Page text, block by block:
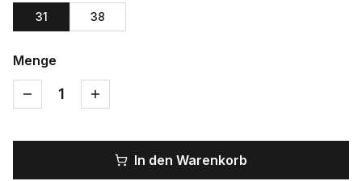
31 38
Menge
1
In den Warenkorb